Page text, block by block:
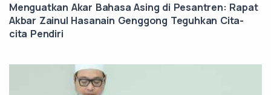
Menguatkan Akar Bahasa Asing di Pesantren: Rapat
Akbar Zainul Hasanain Genggong Teguhkan Cita-
cita Pendiri